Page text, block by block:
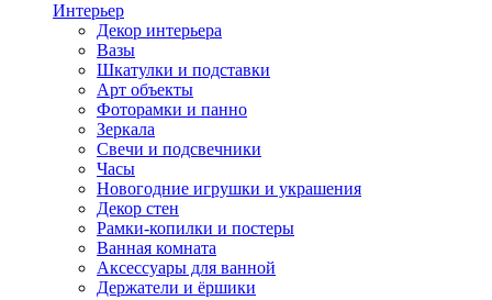
Интерьер
Декор интерьера
Вазы
Шкатулки и подставки
Арт объекты
Фоторамки и панно
Зеркала
Свечи и подсвечники
Часы
Новогодние игрушки и украшения
Декор стен
Рамки-копилки и постеры
Ванная комната
Аксессуары для ванной
Держатели и ёршики